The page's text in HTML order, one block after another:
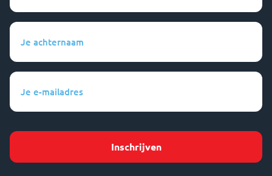
(Vereist)
Je
achternaam
(Vereist)
Je
mailadres